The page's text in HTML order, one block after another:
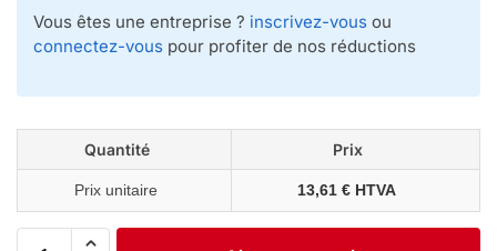
Vous êtes une entreprise ? inscrivez-vous ou
connectez-vous pour profiter de nos réductions
Quantité Prix
Prix unitaire 13,61 € HTVA